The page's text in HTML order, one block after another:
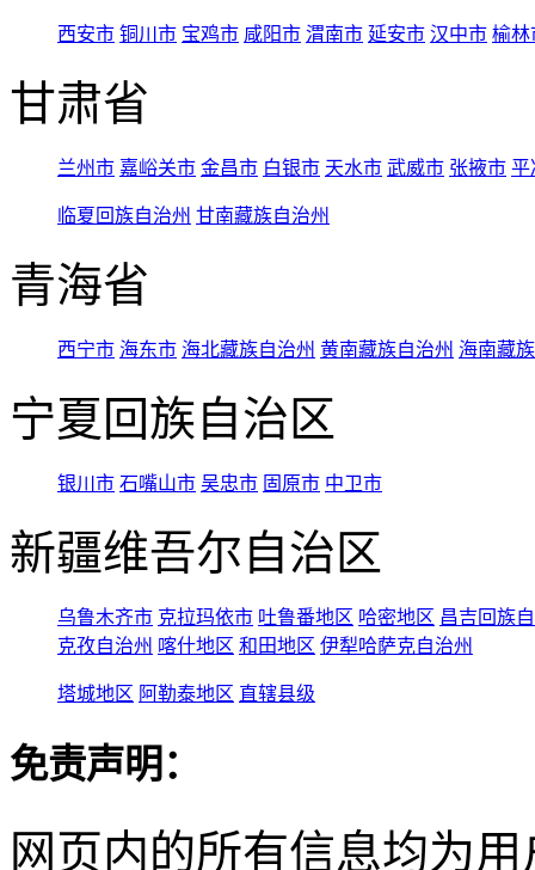
西安市 铜川市 宝鸡市 咸阳市 渭南市 延安市 汉中市 榆林
甘肃省
兰州市 嘉峪关市 金昌市 白银市 天水市 武威市 张掖市 平
临夏回族自治州 甘南藏族自治州
青海省
西宁市 海东市 海北藏族自治州 黄南藏族自治州 海南藏
宁夏回族自治区
银川市 石嘴山市 吴忠市 固原市 中卫市
新疆维吾尔自治区
乌鲁木齐市 克拉玛依市 吐鲁番地区 哈密地区 昌吉回族
克孜自治州 喀什地区 和田地区 伊犁哈萨克自治州
塔城地区 阿勒泰地区 直辖县级
免责声明：
网页内的所有信息均为